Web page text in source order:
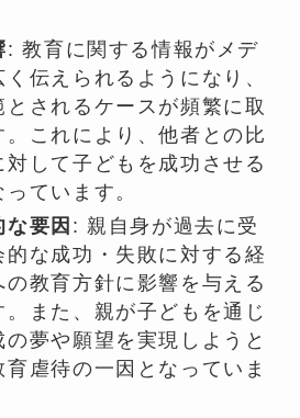
: 教育に関する情報がメデ
伝えられるようになり、
とされるケースが頻繁に取
。これにより、他者との比
して子どもを成功させる
ています。
要因 : 親自身が過去に受
的な成功・失敗に対する経
教育方針に影響を与える
。また、親が子どもを通じ
夢や願望を実現しようと
虐待の一因となっていま